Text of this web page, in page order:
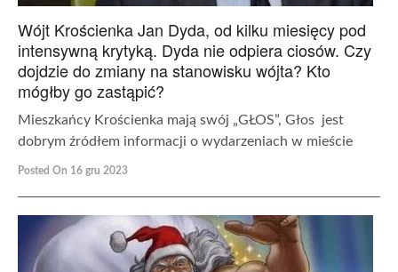
Wójt Krościenka Jan Dyda, od kilku miesięcy pod
intensywną krytyką. Dyda nie odpiera ciosów. Czy
dojdzie do zmiany na stanowisku wójta? Kto
mógłby go zastąpić?
Mieszkańcy Krościenka mają swój „GŁOS”, Głos jest
dobrym źródłem informacji o wydarzeniach w mieście
Posted On 16 gru 2023